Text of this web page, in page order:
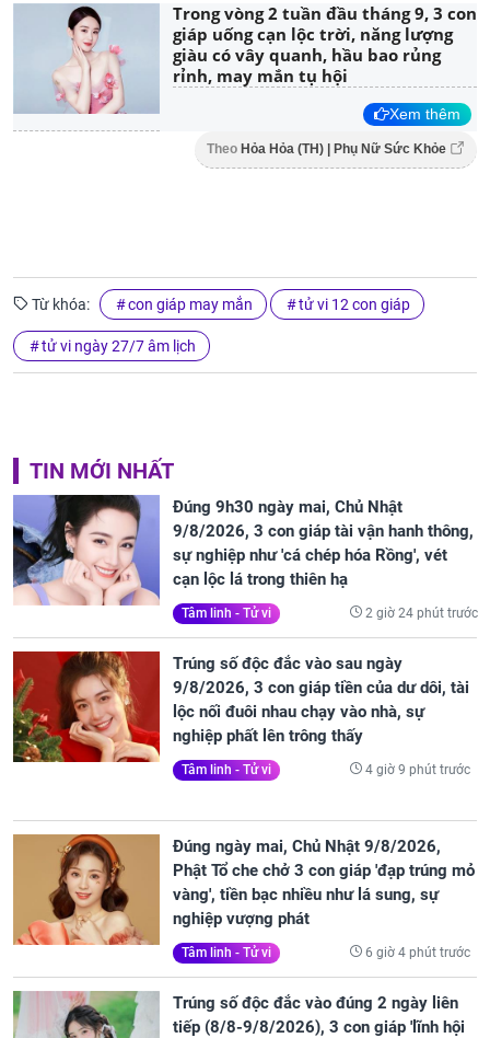
Trong vòng 2 tuần đầu tháng 9, 3 con
giáp uống cạn lộc trời, năng lượng
giàu có vây quanh, hầu bao rủng
rỉnh, may mắn tụ hội
Xem thêm
Theo Hỏa Hỏa (TH) | Phụ Nữ Sức Khỏe
Từ khóa: con giáp may mắn tử vi 12 con giáp
tử vi ngày 27/7 âm lịch
TIN MỚI NHẤT
Đúng 9h30 ngày mai, Chủ Nhật
9/8/2026, 3 con giáp tài vận hanh thông,
sự nghiệp như 'cá chép hóa Rồng', vét
cạn lộc lá trong thiên hạ
Tâm linh - Tử vi 2 giờ 24 phút trước
Trúng số độc đắc vào sau ngày
9/8/2026, 3 con giáp tiền của dư dôi, tài
lộc nối đuôi nhau chạy vào nhà, sự
nghiệp phất lên trông thấy
Tâm linh - Tử vi 4 giờ 9 phút trước
Đúng ngày mai, Chủ Nhật 9/8/2026,
Phật Tổ che chở 3 con giáp 'đạp trúng mỏ
vàng', tiền bạc nhiều như lá sung, sự
nghiệp vượng phát
Tâm linh - Tử vi 6 giờ 4 phút trước
Trúng số độc đắc vào đúng 2 ngày liên
tiếp (8/8-9/8/2026), 3 con giáp 'lĩnh hội